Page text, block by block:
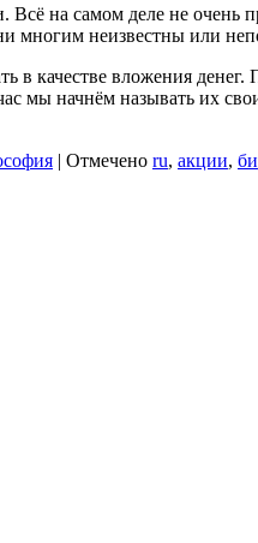
Всё на самом деле не
многим неизвестны или
в качестве вложения
мы начнём называть их
| Отмечено ru, акции,